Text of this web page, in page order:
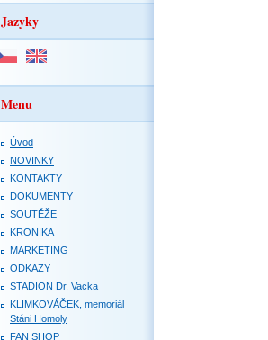
Jazyky
Menu
Úvod
NOVINKY
KONTAKTY
DOKUMENTY
SOUTĚŽE
KRONIKA
MARKETING
ODKAZY
STADION Dr. Vacka
KLIMKOVÁČEK, memoriál
Stáni Homoly
FAN SHOP